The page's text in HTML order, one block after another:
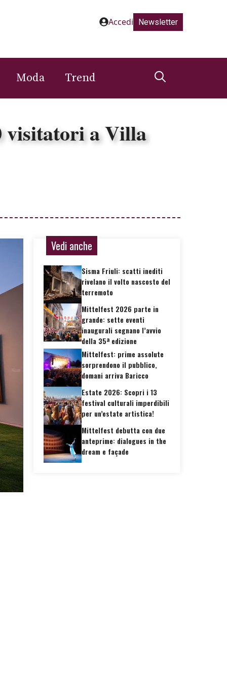
Accedi Newsletter
Moda Trend
visitatori a Villa
Vedi anche
Sisma Friuli: scatti inediti
rivelano il volto nascosto del
terremoto
Mittelfest 2026 parte in
grande: sette eventi
inaugurali segnano l’avvio
della 35ª edizione
Mittelfest: prime assolute
sorprendono il pubblico,
domani arriva Baricco
Estate 2026: Scopri i 13
festival culturali imperdibili
per un’estate artistica!
Mittelfest debutta con due
anteprime: dialogues in the
dream e façade